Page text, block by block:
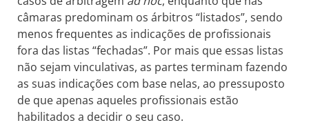
câmaras predominam os árbitros “listados”, sendo
menos frequentes as indicações de profissionais
fora das listas “fechadas”. Por mais que essas listas
não sejam vinculativas, as partes terminam fazendo
as suas indicações com base nelas, ao pressuposto
de que apenas aqueles profissionais estão
habilitados a decidir o seu caso.